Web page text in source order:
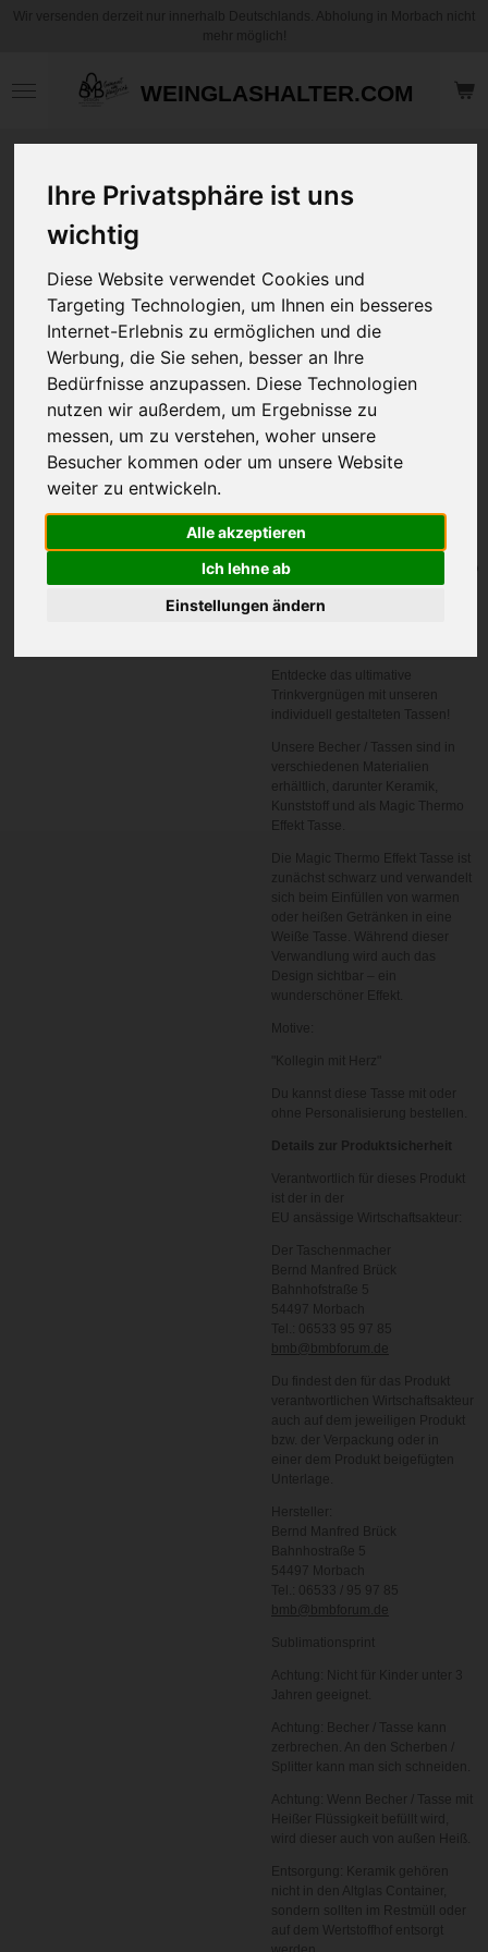
Ihre Privatsphäre ist uns
wichtig
Diese Website verwendet Cookies und
Targeting Technologien, um Ihnen ein besseres
Internet-Erlebnis zu ermöglichen und die
Werbung, die Sie sehen, besser an Ihre
Bedürfnisse anzupassen. Diese Technologien
nutzen wir außerdem, um Ergebnisse zu
messen, um zu verstehen, woher unsere
Besucher kommen oder um unsere Website
weiter zu entwickeln.
Alle akzeptieren
Ich lehne ab
Einstellungen ändern
WEINGLASHALTER.COM
Becher / Tasse -
12,95 €
zzgl. Versandkosten
Art
Ihr Wunschname
Warenkorb
Entdecke das ultimative
Trinkvergnügen mit unseren
individuell gestalteten Tassen!
Unsere Becher / Tassen sind in
verschiedenen Materialien
erhältlich, darunter Keramik,
Kunststoff und als Magic Thermo
Effekt Tasse.
Die Magic Thermo Effekt Tasse ist
zunächst schwarz und verwandelt
sich beim Einfüllen von warmen
oder heißen Getränken in eine
Weiße Tasse. Während dieser
Verwandlung wird auch das
Design sichtbar – ein
wunderschöner Effekt.
Motive:
"Kollegin mit Herz"
Du kannst diese Tasse mit oder
ohne Personalisierung bestellen.
Details zur Produktsicherheit
Verantwortlich für dieses Produkt
ist der in der
EU ansässige Wirtschaftsakteur:
Der Taschenmacher
Bernd Manfred Brück
Bahnhofstraße 5
54497 Morbach
Tel.: 06533 95 97 85
bmb@bmbforum.de
Du findest den für das Produkt
verantwortlichen Wirtschaftsakteur
auch auf dem jeweiligen Produkt
bzw. der Verpackung oder in
einer dem Produkt beigefügten
Unterlage.
Hersteller:
Bernd Manfred Brück
Bahnhostraße 5
54497 Morbach
Tel.: 06533 / 95 97 85
bmb@bmbforum.de
Sublimationsprint
Achtung: Nicht für Kinder unter 3
Jahren geeignet.
Achtung: Becher / Tasse kann
zerbrechen. An den Scherben /
Splitter kann man sich schneiden.
Achtung: Wenn Becher / Tasse mit
Heißer Flüssigkeit befüllt wird,
wird dieser auch von außen Heiß.
Entsorgung: Keramik gehören
nicht in den Altglas Container,
sondern sollten im Restmüll oder
auf dem Wertstoffhof entsorgt